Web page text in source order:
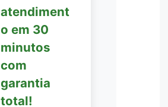
atendiment
o em 30
minutos
com
garantia
total!